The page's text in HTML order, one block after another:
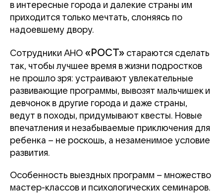
в интересные города и далекие страны им
приходится только мечтать, слоняясь по
надоевшему двору.
Сотрудники АНО «РОСТ» стараются сделать
так, чтобы лучшее время в жизни подростков
не прошло зря: устраивают увлекательные
развивающие программы, вывозят мальчишек и
девчонок в другие города и даже страны,
ведут в походы, придумывают квесты. Новые
впечатления и незабываемые приключения для
ребенка – не роскошь, а незаменимое условие
развития.
Особенность выездных программ – множество
мастер-классов и психологических семинаров.